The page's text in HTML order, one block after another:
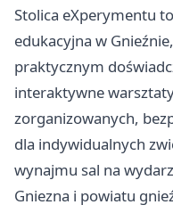
Stolica eXperymentu
edukacyjna w
praktycznym
interaktywne
zorganizowanych,
dla indywidualnych
wynajmu sal na
Gniezna i powiatu